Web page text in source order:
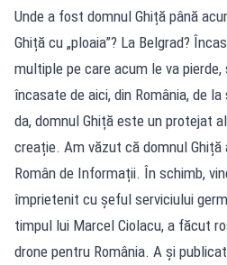
Unde a fost domnul Ghiță până
Ghiță cu „ploaia”? La Belgrad?
multiple pe care acum le va
încasate de aici, din România, de
da, domnul Ghiță este un protejat
creație. Am văzut că domnul Ghiță
Român de Informații. În schimb,
împrietenit cu șeful serviciului
timpul lui Marcel Ciolacu, a făcut
drone pentru România. A și